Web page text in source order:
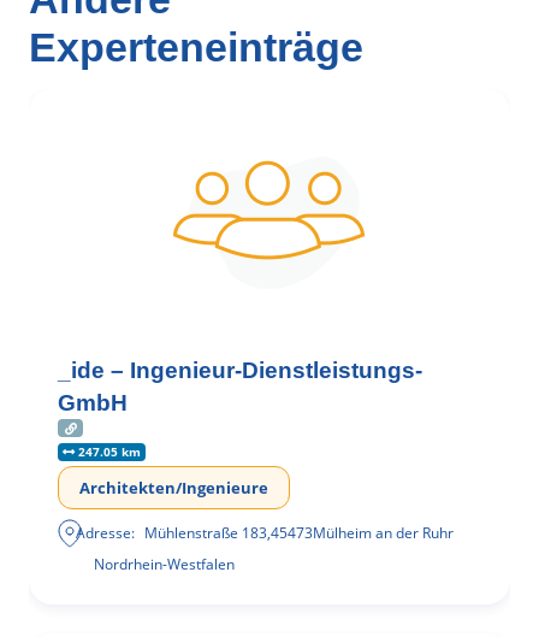
Experteneinträge
_ide – Ingenieur-Dienstleistungs-
GmbH
247.05 km
Architekten/Ingenieure
Adresse: Mühlenstraße 183,45473Mülheim an der Ruhr
Nordrhein-Westfalen